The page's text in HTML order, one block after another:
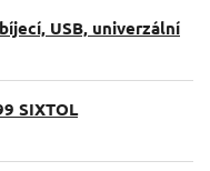
USB, univerzální
SIXTOL